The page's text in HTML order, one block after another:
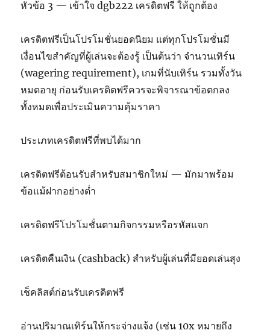
หัวข้อ 3 — เข้าใจ dgb222 เครดิตฟรี ให้ถูกต้อง
เครดิตฟรีเป็นโปรโมชั่นยอดนิยม แต่ทุกโปรโมชั่นมี
เงื่อนไขสำคัญที่ผู้เล่นจะต้องรู้ เป็นต้นว่า จำนวนเทิร์น
(wagering requirement), เกมที่นับเทิร์น รวมทั้งวัน
หมดอายุ ก่อนรับเครดิตฟรีควรจะพิจารณาข้อตกลง
ทั้งหมดเพื่อประเมินความคุ้มราคา
ประเภทเครดิตฟรีที่พบได้มาก
เครดิตฟรีต้อนรับสำหรับสมาชิกใหม่ — มักมาพร้อม
ข้อแม้ฝากอย่างต่ำ
เครดิตฟรีโปรโมชั่นตามกิจกรรมหรือรหัสแจก
เครดิตคืนเงิน (cashback) สำหรับผู้เล่นที่มียอดเล่นสุง
เช็คลิสต์ก่อนรับเครดิตฟรี
อ่านปริมาณเทิร์นให้กระจ่างแจ้ง (เช่น 10x หมายถึง